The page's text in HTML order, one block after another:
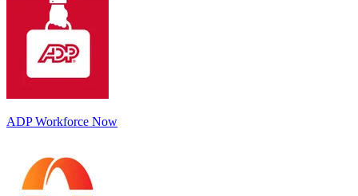
ADP Workforce Now